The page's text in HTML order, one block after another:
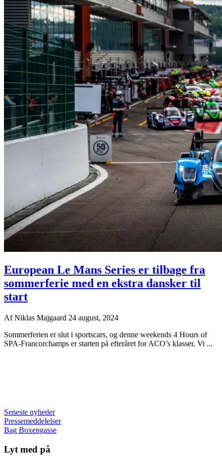
European Le Mans Series er tilbage fra
sommerferie med en ekstra dansker til
start
AfNiklas Majgaard 24 august, 2024
Sommerferien er slut i sportscars, og denne weekends 4 Hours of
SPA-Francorchamps er starten på efteråret for ACO’s klasser. Vi ...
Seneste nyheder
Pressemeddelelser
Bag Boxengasse
Lyt med på